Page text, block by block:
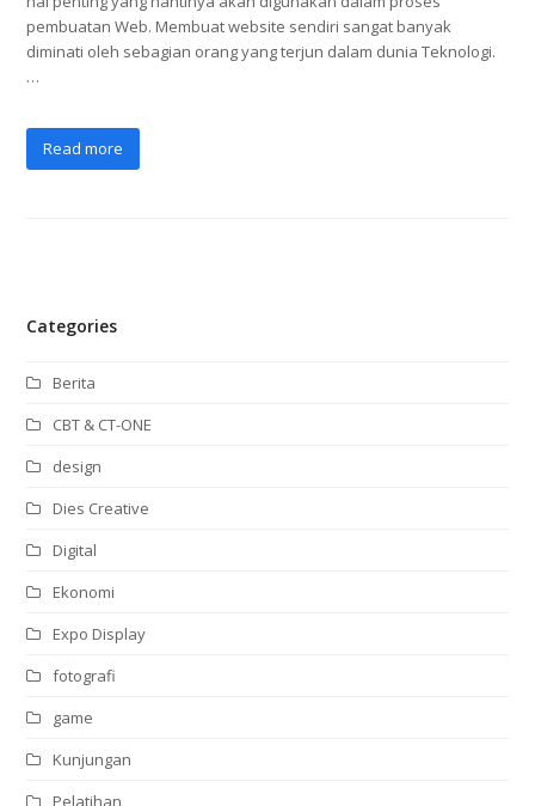
pembuatan Web. Membuat website sendiri sangat banyak
diminati oleh sebagian orang yang terjun dalam dunia Teknologi.
…
Read more
Categories
Berita
CBT & CT-ONE
design
Dies Creative
Digital
Ekonomi
Expo Display
fotografi
game
Kunjungan
Pelatihan